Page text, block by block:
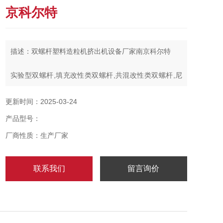
京科尔特
描述：双螺杆塑料造粒机挤出机设备厂家南京科尔特
实验型双螺杆,填充改性类双螺杆,共混改性类双螺杆,尼
螺杆,消泡母粒类双阶双螺杆,废料回收双螺杆，PET废片
螺杆混合造粒机,宠物饲料类双螺杆混合造粒机,食品膨化
机，制药类双螺杆
更新时间：2025-03-24
产品型号：
厂商性质：生产厂家
联系我们 留言询价